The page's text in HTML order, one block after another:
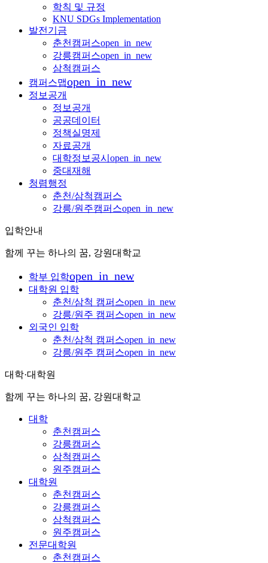
학칙 및 규정
KNU SDGs Implementation
발전기금
춘천캠퍼스open_in_new
강릉캠퍼스open_in_new
삼척캠퍼스
캠퍼스맵open_in_new
정보공개
정보공개
공공데이터
정책실명제
자료공개
대학정보공시 open_in_new
중대재해
청렴행정
춘천/삼척캠퍼스
강릉/원주캠퍼스open_in_new
입학안내
함께 꾸는 하나의 꿈, 강원대학교
학부 입학open_in_new
대학원 입학
춘천/삼척 캠퍼스open_in_new
강릉/원주 캠퍼스open_in_new
외국인 입학
춘천/삼척 캠퍼스open_in_new
강릉/원주 캠퍼스open_in_new
대학·대학원
함께 꾸는 하나의 꿈, 강원대학교
대학
춘천캠퍼스
강릉캠퍼스
삼척캠퍼스
원주캠퍼스
대학원
춘천캠퍼스
강릉캠퍼스
삼척캠퍼스
원주캠퍼스
전문대학원
춘천캠퍼스